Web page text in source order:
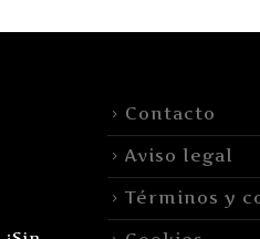
Contacto
Aviso legal
Términos y